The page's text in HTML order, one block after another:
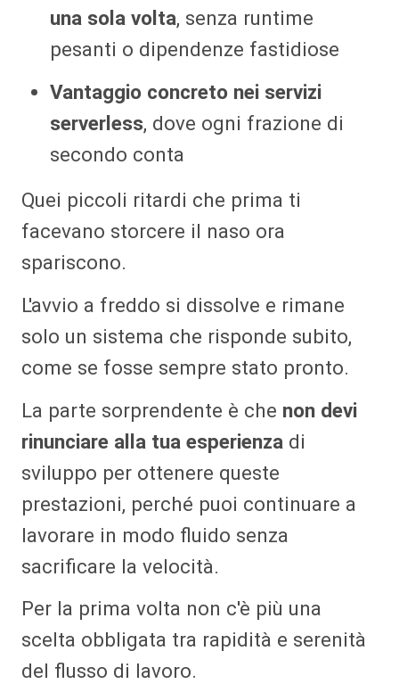
una sola volta, senza runtime
pesanti o dipendenze fastidiose
Vantaggio concreto nei servizi
serverless, dove ogni frazione di
secondo conta
Quei piccoli ritardi che prima ti
facevano storcere il naso ora
spariscono.
L'avvio a freddo si dissolve e rimane
solo un sistema che risponde subito,
come se fosse sempre stato pronto.
La parte sorprendente è che non devi
rinunciare alla tua esperienza di
sviluppo per ottenere queste
prestazioni, perché puoi continuare a
lavorare in modo fluido senza
sacrificare la velocità.
Per la prima volta non c'è più una
scelta obbligata tra rapidità e serenità
del flusso di lavoro.